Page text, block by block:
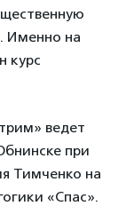
Именно на
курс
ведет
при
Тимченко на
«Спас».